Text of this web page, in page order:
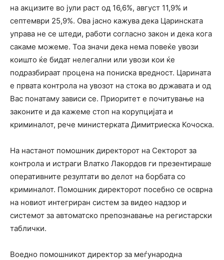
на акцизите во јули раст од 16,6%, август 11,9% и
септември 25,9%. Ова јасно кажува дека Царинската
управа не се штеди, работи согласно закон и дека кога
сакаме можеме. Тоа значи дека нема повеќе увози
коишто ќе бидат нелегални или увози кои ќе
подразбираат процена на пониска вредност. Царината
е првата контрола на увозот на стока во државата и од
Вас понатаму зависи се. Приоритет е почитување на
законите и да кажеме стоп на корупцијата и
криминалот, рече министерката Димитриеска Кочоска.
На настанот помошник директорот на Секторот за
контрола и истраги Влатко Лакордов ги презентираше
оперативните резултати во делот на борбата со
криминалот. Помошник директорот посебно се осврна
на новиот интегриран систем за видео надзор и
системот за автоматско препознавање на регистарски
таблички.
Воедно помошникот директор за меѓународна